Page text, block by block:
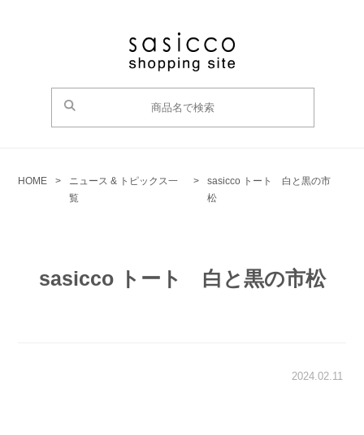
HOME >
ニュース & トピックス一
覧
>
sasicco トート 白と黒の市
松
sasicco トート 白と黒の市松
2024.02.11